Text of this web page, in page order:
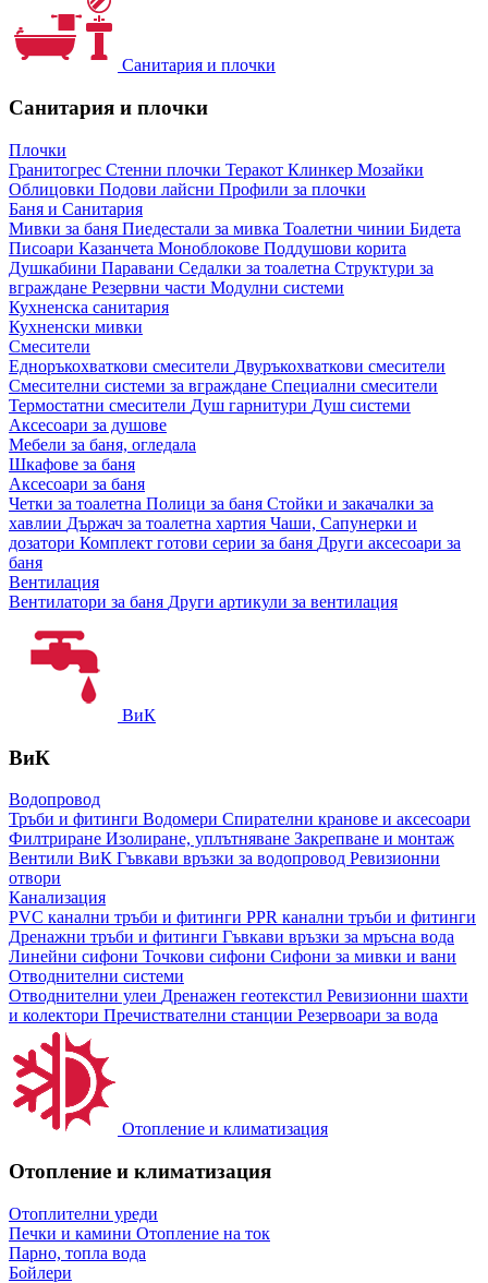
Санитария и плочки
Санитария и плочки
Плочки
Гранитогрес Стенни плочки Теракот Клинкер Мозайки
Облицовки Подови лайсни Профили за плочки
Баня и Санитария
Мивки за баня Пиедестали за мивка Тоалетни чинии Бидета
Писоари Казанчета Моноблокове Поддушови корита
Душкабини Паравани Седалки за тоалетна Структури за
вграждане Резервни части Модулни системи
Кухненска санитария
Кухненски мивки
Смесители
Едноръкохваткови смесители Двуръкохваткови смесители
Смесителни системи за вграждане Специални смесители
Термостатни смесители Душ гарнитури Душ системи
Аксесоари за душове
Мебели за баня, огледала
Шкафове за баня
Аксесоари за баня
Четки за тоалетна Полици за баня Стойки и закачалки за
хавлии Държач за тоалетна хартия Чаши, Сапунерки и
дозатори Комплект готови серии за баня Други аксесоари за
баня
Вентилация
Вентилатори за баня Други артикули за вентилация
ВиК
ВиК
Водопровод
Тръби и фитинги Водомери Спирателни кранове и аксесоари
Филтриране Изолиране, уплътняване Закрепване и монтаж
Вентили ВиК Гъвкави връзки за водопровод Ревизионни
отвори
Канализация
PVC канални тръби и фитинги PPR канални тръби и фитинги
Дренажни тръби и фитинги Гъвкави връзки за мръсна вода
Линейни сифони Точкови сифони Сифони за мивки и вани
Отводнителни системи
Отводнителни улеи Дренажен геотекстил Ревизионни шахти
и колектори Пречиствателни станции Резервоари за вода
Отопление и климатизация
Отопление и климатизация
Отоплителни уреди
Печки и камини Отопление на ток
Парно, топла вода
Бойлери